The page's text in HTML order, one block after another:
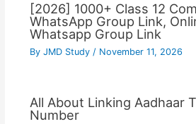
[2026] 1000+ Class 12
WhatsApp Group Link,
Whatsapp Group Link
By JMD Study / November 11, 2026
All About Linking Aadhaar
Number